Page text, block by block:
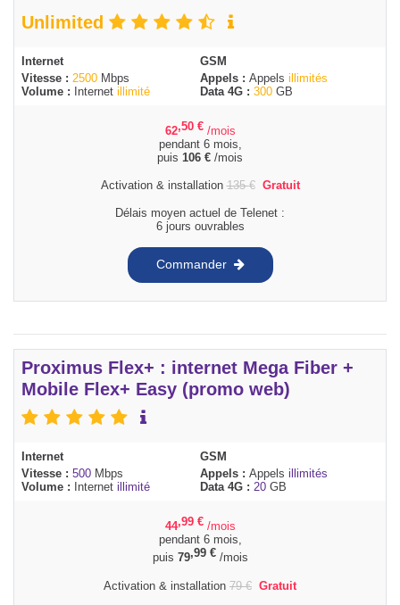
Unlimited
Internet
Vitesse : 2500 Mbps
Volume : Internet illimité
GSM
Appels : Appels illimités
Data 4G : 300 GB
62,50 € /mois
pendant 6 mois,
puis 106 € /mois
Activation & installation135€ Gratuit
Délais moyen actuel de Telenet :
6 jours ouvrables
Commander
Proximus Flex+ : internet Mega Fiber +
Mobile Flex+ Easy (promo web)
Internet
Vitesse : 500 Mbps
Volume :
Internet illimité
GSM
Appels : Appels illimités
Data 4G : 20 GB
44,99 € /mois
pendant 6 mois,
puis 79,99 €/mois
Activation & installation 79€ Gratuit